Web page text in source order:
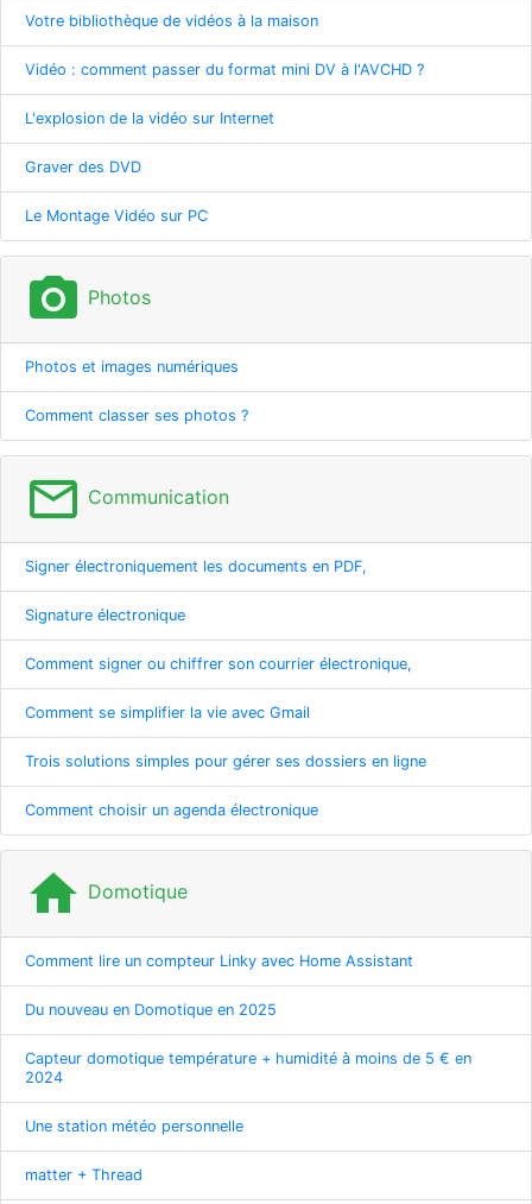
Votre bibliothèque de vidéos à la maison
Vidéo : comment passer du format mini DV à l'AVCHD ?
L'explosion de la vidéo sur Internet
Graver des DVD
Le Montage Vidéo sur PC
photo_camera Photos
Photos et images numériques
Comment classer ses photos ?
mail_outline Communication
Signer électroniquement les documents en PDF,
Signature électronique
Comment signer ou chiffrer son courrier électronique,
Comment se simplifier la vie avec Gmail
Trois solutions simples pour gérer ses dossiers en ligne
Comment choisir un agenda électronique
home Domotique
Comment lire un compteur Linky avec Home Assistant
Du nouveau en Domotique en 2025
Capteur domotique température + humidité à moins de 5 € en
2024
Une station météo personnelle
matter + Thread